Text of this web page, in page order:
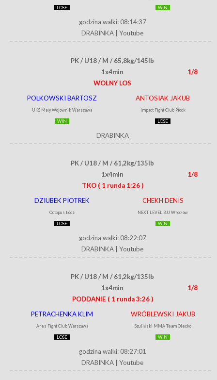
LOSE WIN
godzina walki: 08:14:37
DRABINKA
Youtube
PK / U18 / M / 65,8kg/145lb
1x4min
1/8
WOLNY LOS
POLKOWSKI BARTOSZ
UKS Mały Wojownik Warszawa
WIN
ANTOSIAK JAKUB
Impact Fight Club Płock
LOSE
DRABINKA
PK / U18 / M / 61,2kg/135lb
1x4min
1/8
TKO ( 1 runda 1:26 )
DZIUBEK PIOTREK
Octopus Łódź
LOSE
CHEKH DENIS
NEXT LEVEL BJJ Wrocław
WIN
godzina walki: 08:22:07
DRABINKA
Youtube
PK / U18 / M / 61,2kg/135lb
1x4min
1/8
PODDANIE ( 1 runda 3:26 )
PETRACHENKA KLIM
Ares Fight Club Warszawa
LOSE
WRÓBLEWSKI JAKUB
Szuliński MMA Team Olecko
WIN
godzina walki: 08:27:01
DRABINKA
Youtube